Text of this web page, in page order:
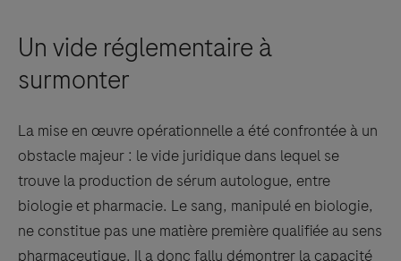
Un vide réglementaire à
surmonter
La mise en œuvre opérationnelle a été confrontée à un
obstacle majeur : le vide juridique dans lequel se
trouve la production de sérum autologue, entre
biologie et pharmacie. Le sang, manipulé en biologie,
ne constitue pas une matière première qualifiée au sens
pharmaceutique. Il a donc fallu démontrer la capacité